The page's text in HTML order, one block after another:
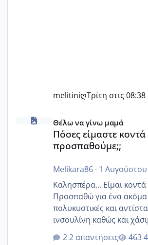
melitiniღΤρίτη στις 08:38
Πόσες είμαστε κοντά 40 και
Θέλω να γίνω μαμά
Πόσες είμαστε κοντά
προσπαθούμε;;
Melikara86· 1 Αυγούστου
Καλησπέρα... Είμαι κοντά
Προσπαθώ για ένα ακόμα
πολυκυστικές και
ινσουλίνη καθώς και
κιλά παραπάνω και όσο
2 απαντήσεις